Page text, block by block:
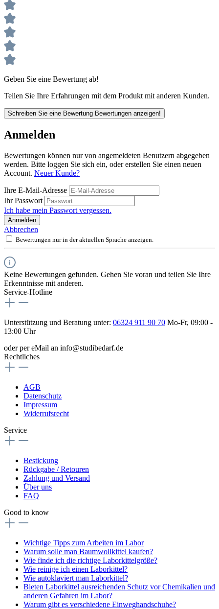
Geben Sie eine Bewertung ab!
Teilen Sie Ihre Erfahrungen mit dem Produkt mit anderen Kunden.
Schreiben Sie eine Bewertung Bewertungen anzeigen!
Anmelden
Bewertungen können nur von angemeldeten Benutzern abgegeben
werden. Bitte loggen Sie sich ein, oder erstellen Sie einen neuen
Account. Neuer Kunde?
Ihre E-Mail-Adresse
Ihr Passwort
Ich habe mein Passwort vergessen.
Anmelden
Abbrechen
Bewertungen nur in der aktuellen Sprache anzeigen.
Keine Bewertungen gefunden. Gehen Sie voran und teilen Sie Ihre
Erkenntnisse mit anderen.
Service-Hotline
Unterstützung und Beratung unter: 06324 911 90 70 Mo-Fr, 09:00 -
13:00 Uhr
oder per eMail an info@studibedarf.de
Rechtliches
AGB
Datenschutz
Impressum
Widerrufsrecht
Service
Bestickung
Rückgabe / Retouren
Zahlung und Versand
Über uns
FAQ
Good to know
Wichtige Tipps zum Arbeiten im Labor
Warum solle man Baumwollkittel kaufen?
Wie finde ich die richtige Laborkittelgröße?
Wie reinige ich einen Laborkittel?
Wie autoklaviert man Laborkittel?
Bieten Laborkittel ausreichenden Schutz vor Chemikalien und
anderen Gefahren im Labor?
Warum gibt es verschiedene Einweghandschuhe?